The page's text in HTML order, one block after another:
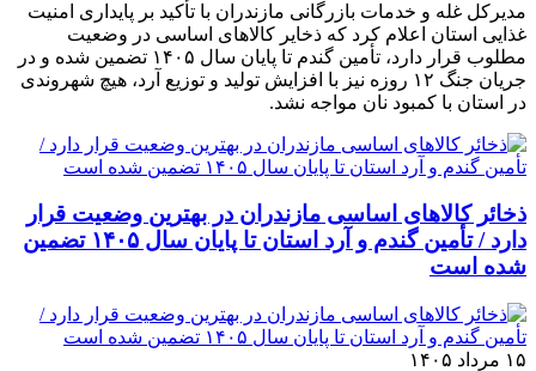
مدیرکل غله و خدمات بازرگانی مازندران با تأکید بر پایداری امنیت
غذایی استان اعلام کرد که ذخایر کالاهای اساسی در وضعیت
مطلوب قرار دارد، تأمین گندم تا پایان سال ۱۴۰۵ تضمین شده و در
جریان جنگ ۱۲ روزه نیز با افزایش تولید و توزیع آرد، هیچ شهروندی
در استان با کمبود نان مواجه نشد.
ذخائر کالاهای اساسی مازندران در بهترین وضعیت قرار
دارد / تأمین گندم و آرد استان تا پایان سال ۱۴۰۵ تضمین
شده است
۱۵ مرداد ۱۴۰۵